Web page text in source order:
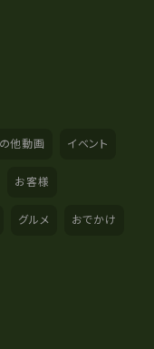
他動画 イベント
お客様
グルメ おでかけ